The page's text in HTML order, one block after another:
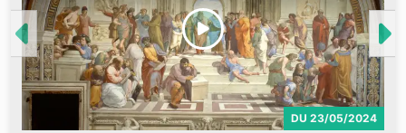
DU 23/05/2024